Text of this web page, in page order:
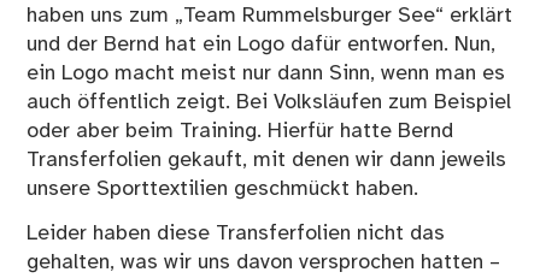
haben uns zum „Team Rummelsburger See“ erklärt
und der Bernd hat ein Logo dafür entworfen. Nun,
ein Logo macht meist nur dann Sinn, wenn man es
auch öffentlich zeigt. Bei Volksläufen zum Beispiel
oder aber beim Training. Hierfür hatte Bernd
Transferfolien gekauft, mit denen wir dann jeweils
unsere Sporttextilien geschmückt haben.
Leider haben diese Transferfolien nicht das
gehalten, was wir uns davon versprochen hatten –